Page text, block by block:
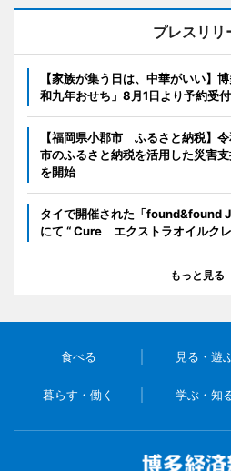
プレスリリ
【家族が集う日は、中華がいい】
和九年おせち」8月1日より予約受
【福岡県小郡市 ふるさと納税】
市のふるさと納税を活用した災害
を開始
タイで開催された「found&found
にて “ Cure エクストラオイルクレ
もっと見る
食べる 見る・遊
暮らす・働く 学ぶ・知